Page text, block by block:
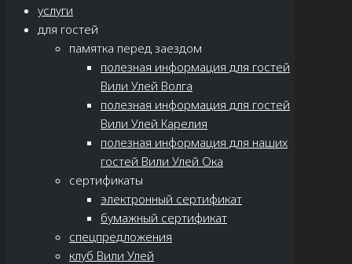
услуги
для гостей
памятка перед заездом
полезная информация для гостей
Вили Улей Волга
полезная информация для гостей
Вили Улей Карелия
полезная информация для наших
гостей Вили Улей Ока
сертификаты
электронный сертификат
бумажный сертификат
спецпредложения
клуб Вили Улей